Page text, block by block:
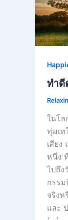
ทำดี
ในโล
ทุ่มเท
เสีย
หนึ่ง
ไปถึ
กรร
จริง
และ